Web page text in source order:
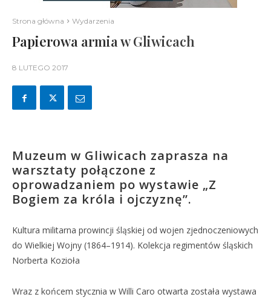
Strona główna Wydarzenia
Papierowa armia w Gliwicach
8 LUTEGO 2017
Muzeum w Gliwicach zaprasza na
warsztaty połączone z
oprowadzaniem po wystawie „Z
Bogiem za króla i ojczyznę”.
Kultura militarna prowincji śląskiej od wojen zjednoczeniowych
do Wielkiej Wojny (1864–1914). Kolekcja regimentów śląskich
Norberta Kozioła
Wraz z końcem stycznia w Willi Caro otwarta została wystawa